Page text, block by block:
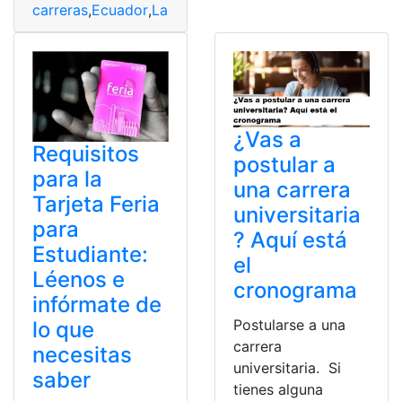
carreras,Ecuador,Laboral
Requisitos
para la
Tarjeta Feria
para
Estudiante:
Léenos e
infórmate de
lo que
necesitas
saber
¿Vas a
postular a
una carrera
universitaria
? Aquí está
el
cronograma
Postularse a una
carrera
universitaria. Si
tienes alguna